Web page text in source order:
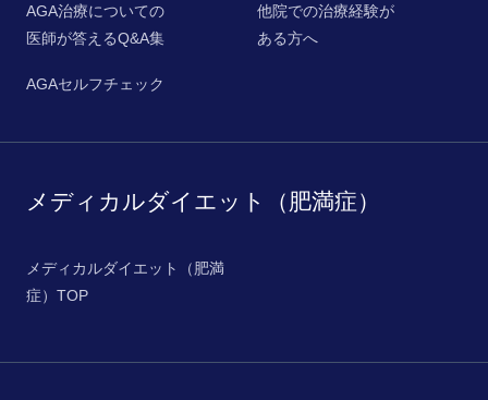
AGA治療についての
医師が答えるQ&A集
AGAセルフチェック
他院での治療経験が
ある方へ
メディカルダイエット（肥満症）
メディカルダイエット（肥満
症）TOP